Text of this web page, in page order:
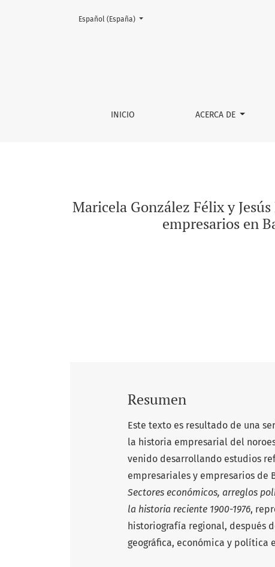
Maricela González Félix y Jesús Méndez
INICIO ACERCA DE
Cambiar el idioma. El actual es:
Español (España)
Maricela González Félix y
empresarios en
Resumen
Este texto es resultado de una
la historia empresarial del
venido desarrollando estudios
empresariales y empresarios de
Sectores económicos, arreglos
la historia reciente 1900-1976,
historiografía regional, después
geográfica, económica y política